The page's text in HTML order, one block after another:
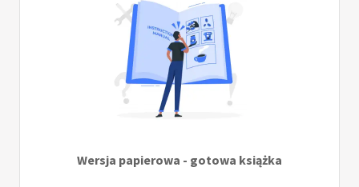
Wersja papierowa - gotowa książka